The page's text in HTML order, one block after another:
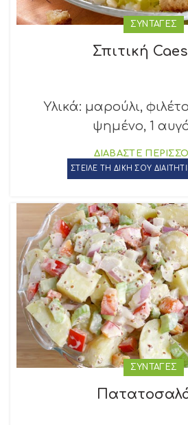
ΣΥΝΤΑΓΕΣ
Σπιτική
Υλικά: μαρούλι,
ψημένο, 1
ΔΙΑΒΑΣΤΕ
ΣΤΕΙΛΕ ΤΗ ΔΙΚΗ ΣΟΥ
ΣΥΝΤΑΓΕΣ